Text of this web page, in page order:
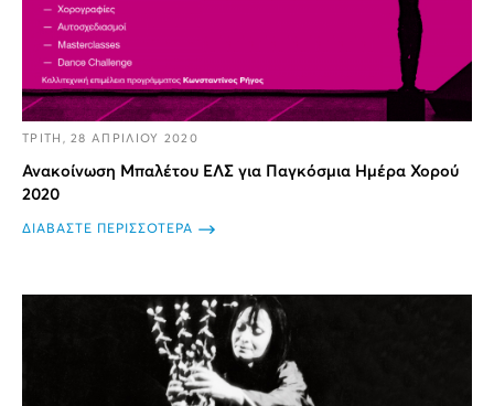
ΤΡΙΤΗ, 28 ΑΠΡΙΛΙΟΥ 2020
Ανακοίνωση Μπαλέτου ΕΛΣ για Παγκόσμια Ημέρα Χορού
2020
ΔΙΑΒΑΣΤΕ ΠΕΡΙΣΣΟΤΕΡΑ